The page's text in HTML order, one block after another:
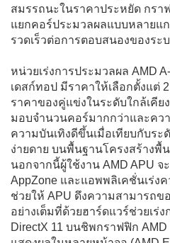
สมรรถนะในราคาประหยัด กร
แยกคอร์ประมวลผลแบบหลายแ
รวดเร็วต่อการตอบสนองของระ
หน่วยเร่งการประมวลผล AMD
เดสก์ทอป มีราคาให้เลือกตั้งแต่
ราคาของคู่แข่งในระดับใกล้เคีย
มอบจำนวนคอร์มากกว่าและคว
ความบันเทิงดีขึ้นเมื่อเทียบกับระ
ง่ายดาย บนพื้นฐานโครงสร้างพื้
นอกจากนี้ผู้ใช้งาน AMD APU จ
AppZone และแอพพลิเคชั่นเร่ง
ช่วยให้ APU ดึงความสามารถข
อย่างเต็มที่ด้วยฮาร์ดแวร์ช่วยเร่
DirectX 11 บนชิพกราฟฟิก